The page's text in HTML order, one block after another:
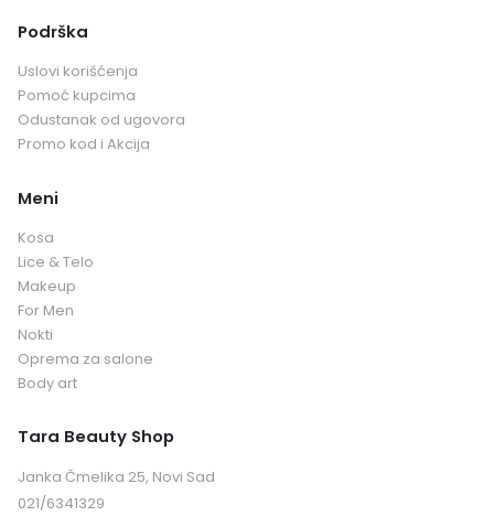
Podrška
Uslovi korišćenja
Pomoć kupcima
Odustanak od ugovora
Promo kod i Akcija
Meni
Kosa
Lice & Telo
Makeup
For Men
Nokti
Oprema za salone
Body art
Tara Beauty Shop
Janka Čmelika 25, Novi Sad
021/6341329